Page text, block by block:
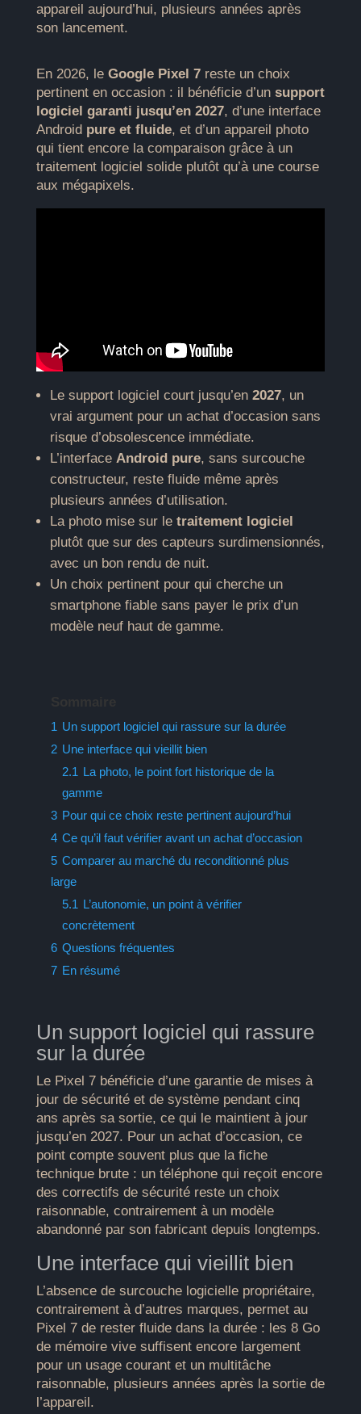
appareil aujourd’hui, plusieurs années après
son lancement.
En 2026, le Google Pixel 7reste un choix
pertinent en occasion : il bénéficie d’un support
logiciel garanti jusqu’en 2027, d’une interface
Android pure et fluide, et d’un appareil photo
qui tient encore la comparaison grâce à un
traitement logiciel solide plutôt qu’à une course
aux mégapixels.
Le support logiciel court jusqu’en 2027, un
vrai argument pour un achat d’occasion sans
risque d’obsolescence immédiate.
L’interface Android pure, sans surcouche
constructeur, reste fluide même après
plusieurs années d’utilisation.
La photo mise sur le traitement logiciel
plutôt que sur des capteurs surdimensionnés,
avec un bon rendu de nuit.
Un choix pertinent pour qui cherche un
smartphone fiable sans payer le prix d’un
modèle neuf haut de gamme.
1 Un support logiciel qui rassure sur la durée
2 Une interface qui vieillit bien
2.1 La photo, le point fort historique de la
gamme
3 Pour qui ce choix reste pertinent aujourd’hui
4 Ce qu’il faut vérifier avant un achat d’occasion
5 Comparer au marché du reconditionné plus
large
5.1 L’autonomie, un point à vérifier
concrètement
6 Questions fréquentes
7 En résumé
Un support logiciel qui rassure
sur la durée
Le Pixel 7 bénéficie d’une garantie de mises à
jour de sécurité et de système pendant cinq
ans après sa sortie, ce qui le maintient à jour
jusqu’en 2027. Pour un achat d’occasion, ce
point compte souvent plus que la fiche
technique brute : un téléphone qui reçoit encore
des correctifs de sécurité reste un choix
raisonnable, contrairement à un modèle
abandonné par son fabricant depuis longtemps.
Une interface qui vieillit bien
L’absence de surcouche logicielle propriétaire,
contrairement à d’autres marques, permet au
Pixel 7 de rester fluide dans la durée : les 8 Go
de mémoire vive suffisent encore largement
pour un usage courant et un multitâche
raisonnable, plusieurs années après la sortie de
l’appareil.